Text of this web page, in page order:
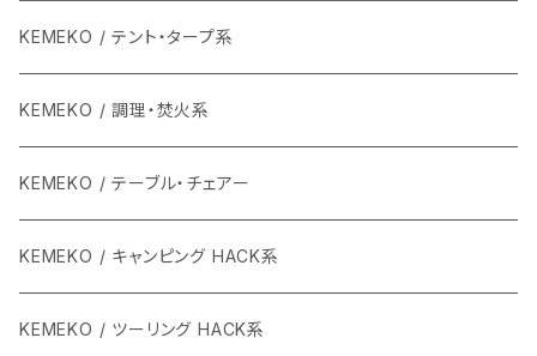
KEMEKO / テント・タープ系
KEMEKO / 調理・焚火系
KEMEKO / テーブル・チェアー
KEMEKO / キャンピング HACK系
KEMEKO / ツーリング HACK系